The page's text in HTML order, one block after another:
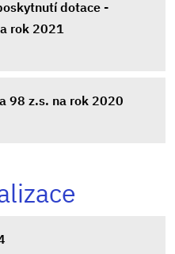
dotace -
rok 2021
98 z.s. na rok 2020